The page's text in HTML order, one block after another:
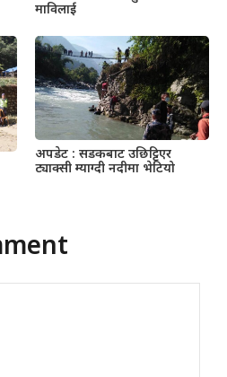
माविलाई
अपडेट : सडकबाट उछिट्टिएर
ट्याक्सी म्याग्दी नदीमा भेटियो